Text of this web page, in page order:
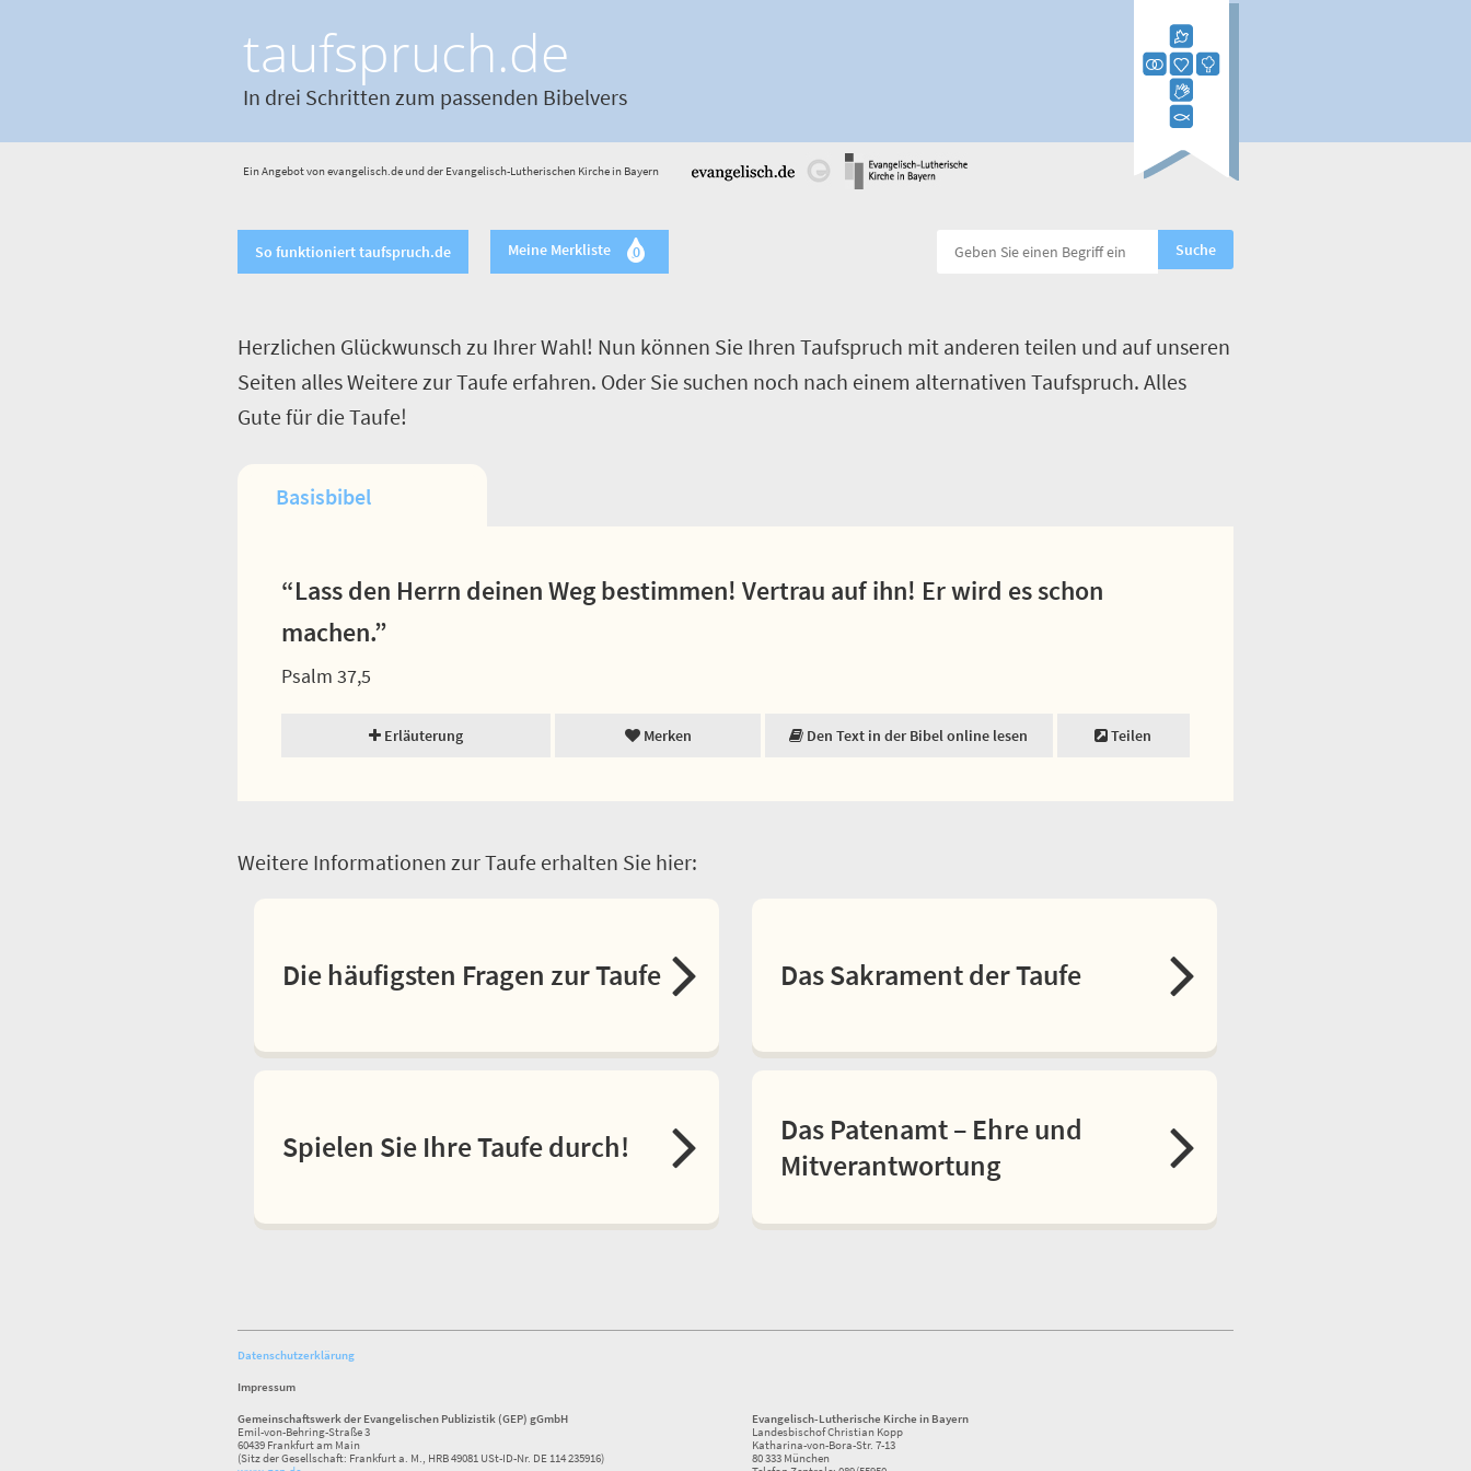
taufspruch.de
In drei Schritten zum passenden Bibelvers
Ein Angebot von evangelisch.de und der Evangelisch-Lutherischen Kirche in Bayern
So funktioniert taufspruch.de Meine Merkliste 0
Herzlichen Glückwunsch zu Ihrer Wahl! Nun können Sie Ihren Taufspruch mit anderen teilen und auf unseren
Seiten alles Weitere zur Taufe erfahren. Oder Sie suchen noch nach einem alternativen Taufspruch. Alles
Gute für die Taufe!
Basisbibel
“Lass den Herrn deinen Weg bestimmen! Vertrau auf ihn! Er wird es schon
machen.”
Psalm 37,5
Erläuterung Merken Den Text in der Bibel online lesen Teilen
Weitere Informationen zur Taufe erhalten Sie hier:
Die häufigsten Fragen zur Taufe Das Sakrament der Taufe
Spielen Sie Ihre Taufe durch!
Das Patenamt – Ehre und
Mitverantwortung
Datenschutzerklärung
Impressum
Gemeinschaftswerk der Evangelischen Publizistik (GEP) gGmbH
Emil-von-Behring-Straße 3
60439 Frankfurt am Main
(Sitz der Gesellschaft: Frankfurt a. M., HRB 49081 USt-ID-Nr. DE 114 235916)
Evangelisch-Lutherische Kirche in Bayern
Landesbischof Christian Kopp
Katharina-von-Bora-Str. 7-13
80 333 München